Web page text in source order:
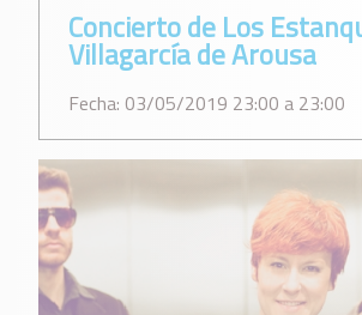
Concierto de Los
Villagarcía de Arousa
Fecha: 03/05/2019 23:00 a 23:00